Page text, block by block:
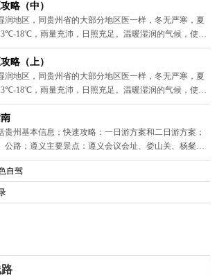
游主要景区攻略。
略（中）
润地区，同贵州省的大部分地区医一样，冬无严寒，夏
18℃，雨量充沛，日照充足。温暖湿润的气候，使得
其气候资源的旅游适宜性为全国少见。详情见以下遵义
略（上）
润地区，同贵州省的大部分地区医一样，冬无严寒，夏
18℃，雨量充沛，日照充足。温暖湿润的气候，使得
其气候资源的旅游适宜性为全国少见。详情见以下遵义
贵州基本信息；快速攻略：一日游方案和二日游方案；
公路；遵义主要景点：遵义会议会址、娄山关、杨粲
寺、唐夜郎城址；周边游景点：息烽温泉、茅台镇、桐
购物、住宿等资讯。
自驾